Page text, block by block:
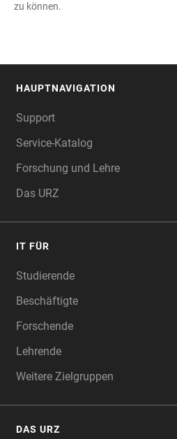
zu können.
HAUPTNAVIGATION
Support
Service-Katalog
Forschung und Lehre
Das URZ
IT FÜR
Studierende
Beschäftigte
Forschende
Lehrende
Weitere Zielgruppen
DAS URZ